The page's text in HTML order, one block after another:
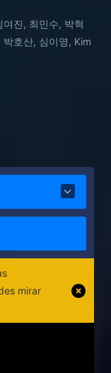
sin
de una
más allá de
clases, ya que
Min-hee y la
que asisten
pronto
진, 최민수, 박혁
호산, 심이영, Kim
mirar